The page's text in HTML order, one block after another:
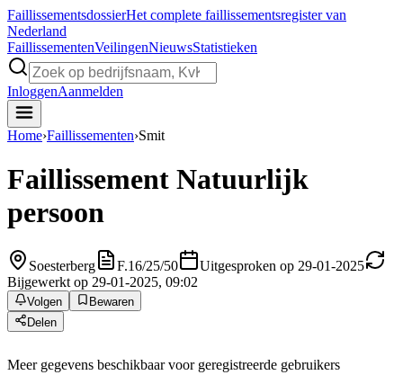
FaillissementsdossierHet complete faillissementsregister van
Nederland
FaillissementenVeilingenNieuwsStatistieken
InloggenAanmelden
Home›Faillissementen›Smit
Faillissement Natuurlijk
persoon
Soesterberg F.16/25/50
Uitgesproken op 29-01-2025
Bijgewerkt op 29-01-2025, 09:02
Volgen
Bewaren
Delen
Meer gegevens beschikbaar voor geregistreerde gebruikers